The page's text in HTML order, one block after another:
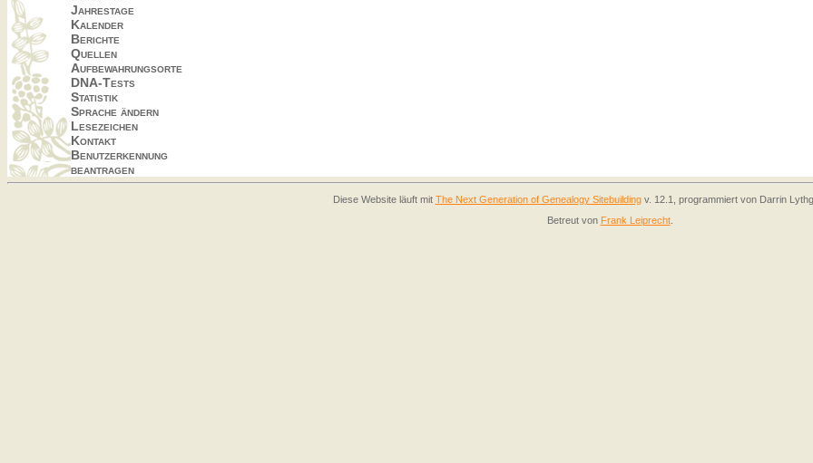
Jahrestage
Kalender
Berichte
Quellen
Aufbewahrungsorte
DNA-Tests
Statistik
Sprache ändern
Lesezeichen
Kontakt
Benutzerkennung
beantragen
Diese Website läuft mit The Next Generation of Genealogy Sitebuildingv. 12.1, programmiert von Darrin
Betreut von Frank Leiprecht.